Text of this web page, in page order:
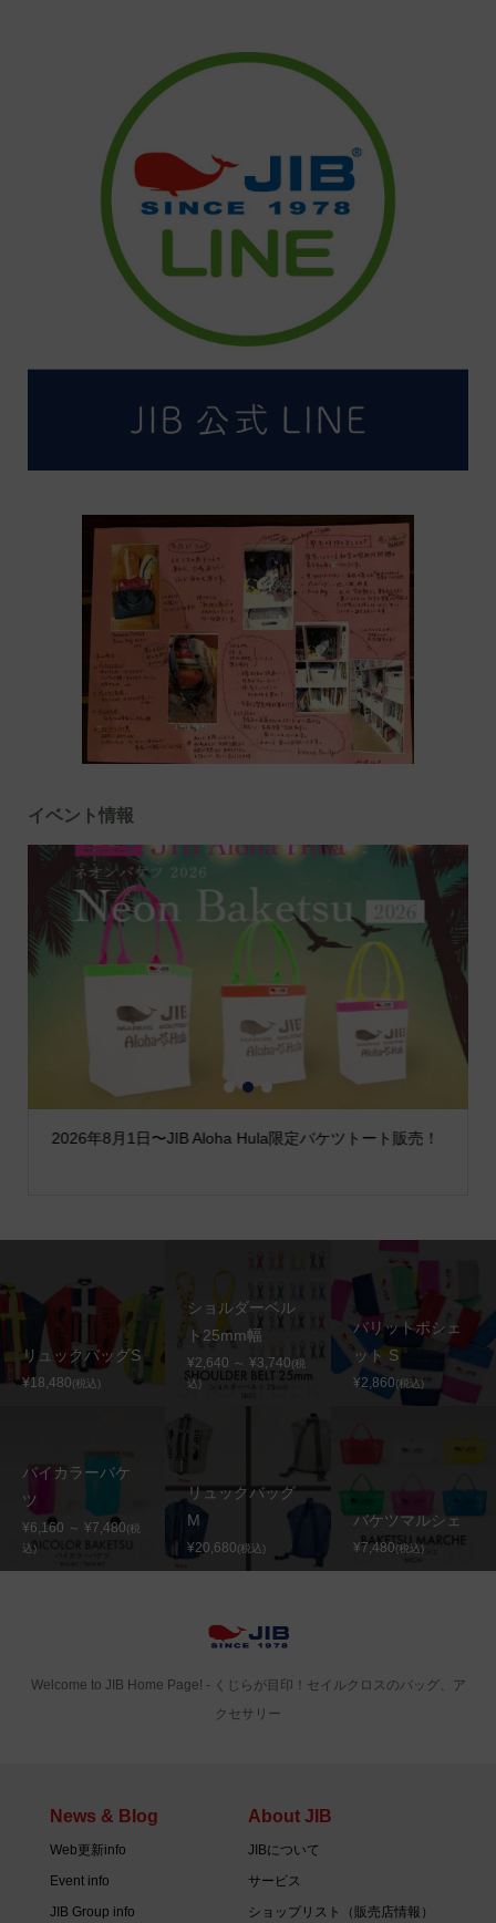
イベント情報
2026年8月1日〜JIB Aloha Hula限定バケツトート販売！
1 2 3
リュックバッグS
¥18,480(税込)
ショルダーベル
ト25mm幅
¥2,640 ～ ¥3,740(税
込)
バリットポシェ
ット S
¥2,860(税込)
バイカラーバケ
ツ
¥6,160 ～ ¥7,480(税
込)
リュックバッグ
M
¥20,680(税込)
バケツマルシェ
¥7,480(税込)
Welcome to JIB Home Page! ‐ くじらが目印！セイルクロスのバッグ、ア
クセサリー
News & Blog
Web更新info
Event info
JIB Group info
About JIB
JIBについて
サービス
ショップリスト（販売店情報）